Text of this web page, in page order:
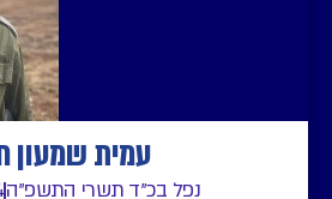
עמית שמעון
נפל בכ"ד תשרי התשפ"ה